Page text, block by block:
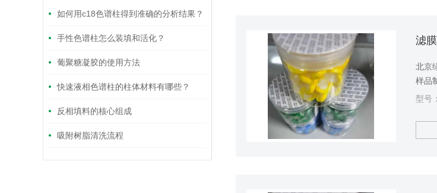
如何用c18色谱柱得到准确的分析结果？
手性色谱柱怎么装填和活化？
葡聚糖凝胶的使用方法
快速液相色谱柱的柱体材料有哪些？
反相填料的核心组成
吸附树脂清洗流程
滤
北京
样品
和蛋
型号